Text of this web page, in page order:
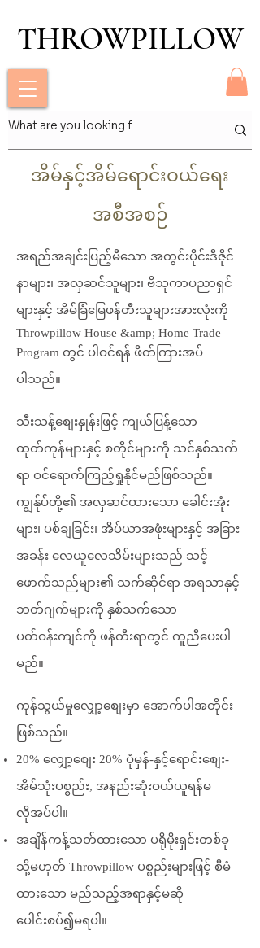
THROWPILLOW
THROWPILLOW
အိမ်နှင့်အိမ်ရောင်းဝယ်ရေး
အစီအစဉ်
အရည်အချင်းပြည့်မီသော အတွင်းပိုင်းဒီဇိုင်
နာများ၊ အလှဆင်သူများ၊ ဗိသုကာပညာရှင်
များနှင့် အိမ်ခြံမြေဖန်တီးသူများအားလုံးကို
Throwpillow House &amp; Home Trade
Program တွင် ပါဝင်ရန် ဖိတ်ကြားအပ်
ပါသည်။
သီးသန့်စျေးနှုန်းဖြင့် ကျယ်ပြန့်သော
ထုတ်ကုန်များနှင့် စတိုင်များကို သင်နှစ်သက်
ရာ ဝင်ရောက်ကြည့်ရှုနိုင်မည်ဖြစ်သည်။
ကျွန်ုပ်တို့၏ အလှဆင်ထားသော ခေါင်းအုံး
များ၊ ပစ်ချခြင်း၊ အိပ်ယာအဖုံးများနှင့် အခြား
အခန်း လေယူလေသိမ်းများသည် သင့်
ဖောက်သည်များ၏ သက်ဆိုင်ရာ အရသာနှင့်
ဘတ်ဂျက်များကို နှစ်သက်သော
ပတ်ဝန်းကျင်ကို ဖန်တီးရာတွင် ကူညီပေးပါ
မည်။
ကုန်သွယ်မှုလျှော့စျေးမှာ အောက်ပါအတိုင်း
ဖြစ်သည်။
20% လျှော့စျေး 20% ပုံမှန်-နှင့်ရောင်းစျေး-
အိမ်သုံးပစ္စည်း, အနည်းဆုံးဝယ်ယူရန်မ
လိုအပ်ပါ။
အချိန်ကန့်သတ်ထားသော ပရိုမိုးရှင်းတစ်ခု
သို့မဟုတ် Throwpillow ပစ္စည်းများဖြင့် စီမံ
ထားသော မည်သည့်အရာနှင့်မဆို
ပေါင်းစပ်၍မရပါ။